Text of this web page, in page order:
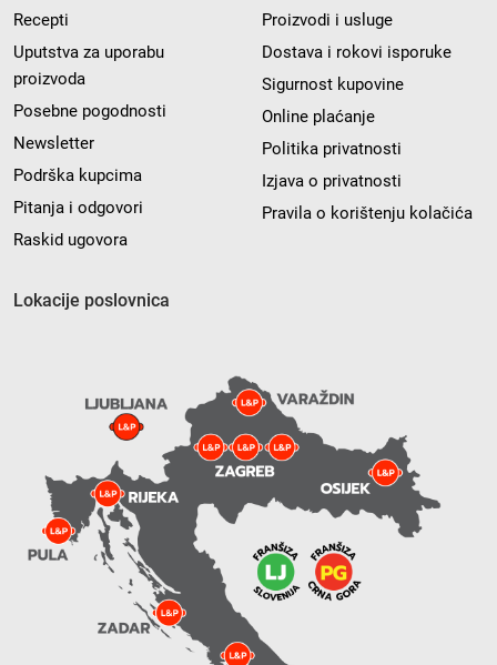
Recepti
Uputstva za uporabu
proizvoda
Posebne pogodnosti
Newsletter
Podrška kupcima
Pitanja i odgovori
Raskid ugovora
Proizvodi i usluge
Dostava i rokovi isporuke
Sigurnost kupovine
Online plaćanje
Politika privatnosti
Izjava o privatnosti
Pravila o korištenju kolačića
Lokacije poslovnica